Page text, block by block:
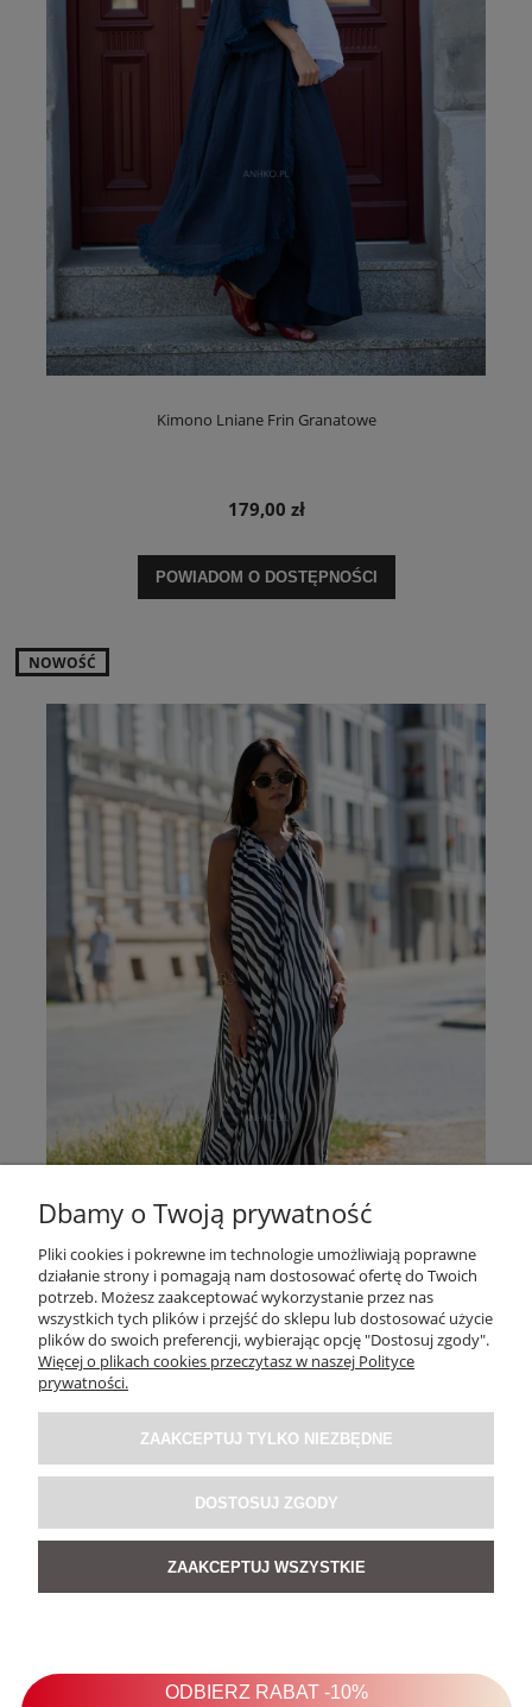
Kimono Lniane Frin Granatowe
179,00 zł
POWIADOM O DOSTĘPNOŚCI
Sukienka Zeb Ra Czarno-Biała
NOWOŚĆ
Dbamy o Twoją prywatność
Pliki cookies i pokrewne im technologie umożliwiają poprawne
działanie strony i pomagają nam dostosować ofertę do Twoich
potrzeb. Możesz zaakceptować wykorzystanie przez nas
wszystkich tych plików i przejść do sklepu lub dostosować użycie
plików do swoich preferencji, wybierając opcję "Dostosuj zgody".
Więcej o plikach cookies przeczytasz w naszej Polityce
prywatności.
ZAAKCEPTUJ TYLKO NIEZBĘDNE
DOSTOSUJ ZGODY
ZAAKCEPTUJ WSZYSTKIE